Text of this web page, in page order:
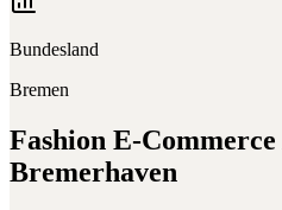
Bundesland
Bremen
Fashion E-Commerce
Bremerhaven